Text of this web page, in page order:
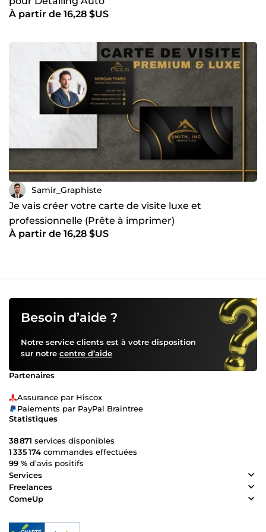
À partir de 16,28 $US
Samir_Graphiste
Je vais créer votre carte de visite luxe et
professionnelle (Prête à imprimer)
À partir de 16,28 $US
Besoin d’aide ?
Notre service clients est à votre disposition
sur notre centre d’aide
Partenaires
Assurance par Hiscox
Paiements par PayPal Braintree
Statistiques
38 871 services disponibles
1 335 174 commandes effectuées
99 % d’avis positifs
Services
Freelances
ComeUp